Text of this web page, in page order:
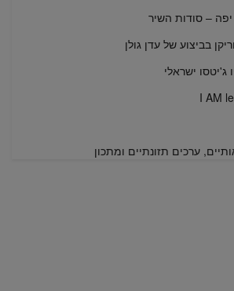
– סודות השיר
בביצוע של עדן גולן
ערכים תזונתיים ומתכון